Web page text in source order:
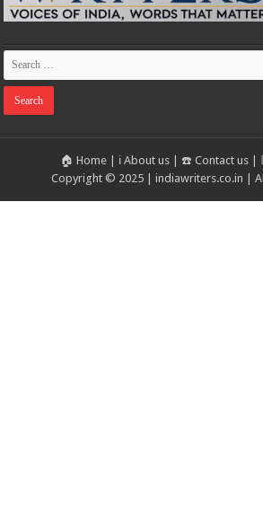
🏠 Home| ℹ️ About us| ☎️ Contact us|
Copyright © 2025 | indiawriters.co.in |